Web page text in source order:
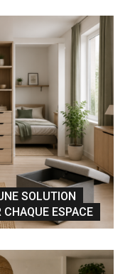
SOLUTION
ESPACE